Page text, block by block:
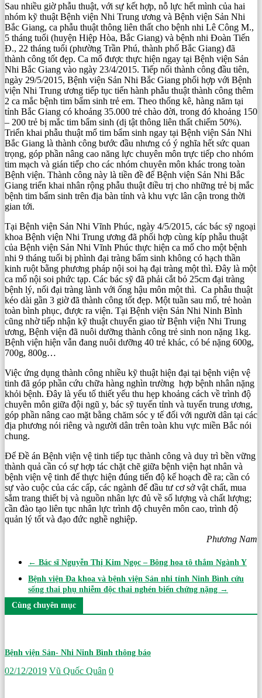
Sau nhiều giờ phẫu thuật, với sự kết hợp, nỗ lực hết mình của hai
nhóm kỹ thuật Bệnh viện Nhi Trung ương và Bệnh viện Sản Nhi
Bắc Giang, ca phẫu thuật thông liên thất cho bệnh nhi Lê Công M.,
5 tháng tuổi (huyện Hiệp Hòa, Bắc Giang) và bệnh nhi Đoàn Tiến
Đ., 22 tháng tuổi (phường Trần Phú, thành phố Bắc Giang) đã
thành công tốt đẹp. Ca mổ được thực hiện ngay tại Bệnh viện Sản
Nhi Bắc Giang vào ngày 23/4/2015. Tiếp nối thành công đầu tiên,
ngày 29/5/2015, Bệnh viện Sản Nhi Bắc Giang phối hợp với Bệnh
viện Nhi Trung ương tiếp tục tiến hành phẫu thuật thành công thêm
2 ca mắc bệnh tim bẩm sinh trẻ em. Theo thống kê, hàng năm tại
tỉnh Bắc Giang có khoảng 35.000 trẻ chào đời, trong đó khoảng 150
– 200 trẻ bị mắc tim bẩm sinh (dị tật thông liên thất chiếm 50%).
Triển khai phẫu thuật mổ tim bẩm sinh ngay tại Bệnh viện Sản Nhi
Bắc Giang là thành công bước đầu nhưng có ý nghĩa hết sức quan
trọng, góp phần nâng cao năng lực chuyên môn trực tiếp cho nhóm
tim mạch và gián tiếp cho các nhóm chuyên môn khác trong toàn
Bệnh viện. Thành công này là tiền đề để Bệnh viện Sản Nhi Bắc
Giang triển khai nhân rộng phẫu thuật điều trị cho những trẻ bị mắc
bệnh tim bẩm sinh trên địa bàn tỉnh và khu vực lân cận trong thời
gian tới.
Tại Bệnh viện Sản Nhi Vĩnh Phúc, ngày 4/5/2015, các bác sỹ ngoại
khoa Bệnh viện Nhi Trung ương đã phối hợp cùng kíp phẫu thuật
của Bệnh viện Sản Nhi Vĩnh Phúc thực hiện ca mổ cho một bệnh
nhi 9 tháng tuổi bị phình đại tràng bẩm sinh không có hạch thần
kinh ruột bằng phương pháp nội soi hạ đại tràng một thì. Đây là một
ca mổ nội soi phức tạp. Các bác sỹ đã phải cắt bỏ 25cm đại tràng
bệnh lý, nối đại tràng lành với ống hậu môn một thì. Ca phẫu thuật
kéo dài gần 3 giờ đã thành công tốt đẹp. Một tuần sau mổ, trẻ hoàn
toàn bình phục, được ra viện. Tại Bệnh viện Sản Nhi Ninh Bình
cũng nhờ tiếp nhận kỹ thuật chuyển giao từ Bệnh viện Nhi Trung
ương, Bệnh viện đã nuôi dưỡng thành công trẻ sinh non nặng 1kg.
Bệnh viện hiện vẫn đang nuôi dưỡng 40 trẻ khác, có bé nặng 600g,
700g, 800g…
Việc ứng dụng thành công nhiều kỹ thuật hiện đại tại bệnh viện vệ
tinh đã góp phần cứu chữa hàng nghìn trường hợp bệnh nhân nặng
khỏi bệnh. Đây là yếu tố thiết yếu thu hẹp khoảng cách về trình độ
chuyên môn giữa đội ngũ y, bác sỹ tuyến tỉnh và tuyến trung ương,
góp phần nâng cao mặt bằng chăm sóc y tế đối với người dân tại các
địa phương nói riêng và người dân trên toàn khu vực miền Bắc nói
chung.
Để Đề án Bệnh viện vệ tinh tiếp tục thành công và duy trì bền vững
thành quả cần có sự hợp tác chặt chẽ giữa bệnh viện hạt nhân và
bệnh viện vệ tinh để thực hiện đúng tiến độ kế hoạch đề ra; cần có
sự vào cuộc của các cấp, các ngành để đầu tư cơ sở vật chất, mua
sắm trang thiết bị và nguồn nhân lực đủ về số lượng và chất lượng;
cần đào tạo liên tục nhân lực trình độ chuyên môn cao, trình độ
quản lý tốt và đạo đức nghề nghiệp.
Phương Nam
← Bác sĩ Nguyễn Thị Kim Ngọc – Bông hoa tô thắm Ngành Y
Bệnh viện Đa khoa và bệnh viện Sản nhi tỉnh Ninh Bình cứu
sống thai phụ nhiễm độc thai nghén biến chứng nặng →
Cùng chuyên mục
Bệnh viện Sản- Nhi Ninh Bình thông báo
02/12/2019 Vũ Quốc Quân 0